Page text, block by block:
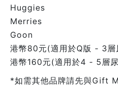
Huggies
Merries
Goon
港幣80元(適用於Q版 - 3層
港幣160元(適用於4 - 5層
*如需其他品牌請先與Gift